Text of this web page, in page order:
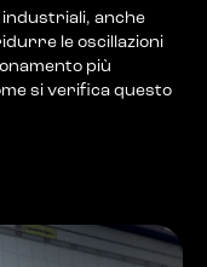
industriali, anche
le oscillazioni
più
si verifica questo